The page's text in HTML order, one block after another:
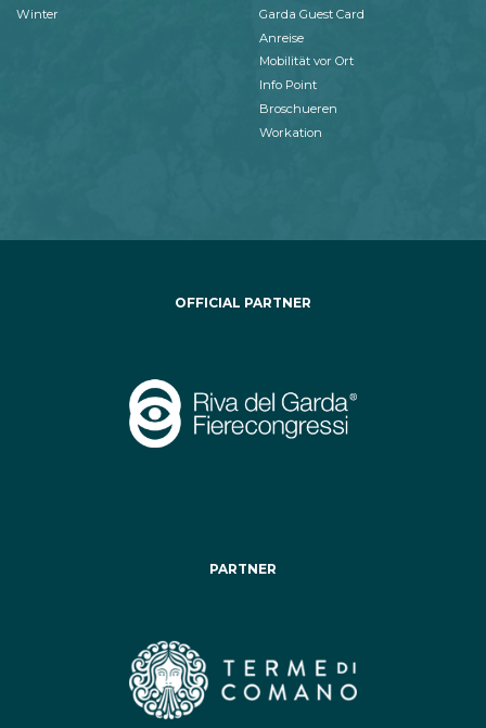
Winter
Garda Guest Card
Anreise
Mobilität vor Ort
Info Point
Broschueren
Workation
OFFICIAL PARTNER
PARTNER